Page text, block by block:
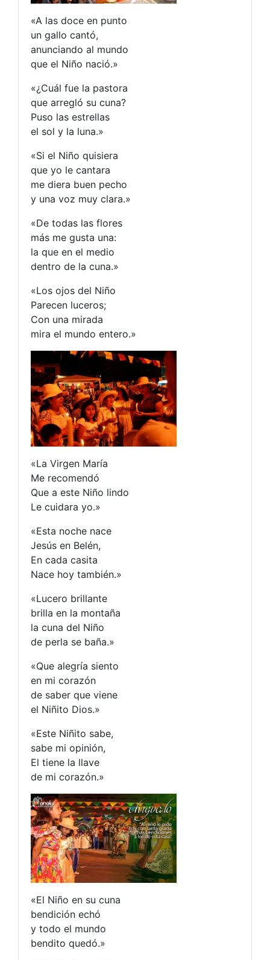
«A las doce en punto
un gallo cantó,
anunciando al mundo
que el Niño nació.»
«¿Cuál fue la pastora
que arregló su cuna?
Puso las estrellas
el sol y la luna.»
«Si el Niño quisiera
que yo le cantara
me diera buen pecho
y una voz muy clara.»
«De todas las flores
más me gusta una:
la que en el medio
dentro de la cuna.»
«Los ojos del Niño
Parecen luceros;
Con una mirada
mira el mundo entero.»
«La Virgen María
Me recomendó
Que a este Niño lindo
Le cuidara yo.»
«Esta noche nace
Jesús en Belén,
En cada casita
Nace hoy también.»
«Lucero brillante
brilla en la montaña
la cuna del Niño
de perla se baña.»
«Que alegría siento
en mi corazón
de saber que viene
el Niñito Dios.»
«Este Niñito sabe,
sabe mi opinión,
El tiene la llave
de mi corazón.»
«El Niño en su cuna
bendición echó
y todo el mundo
bendito quedó.»